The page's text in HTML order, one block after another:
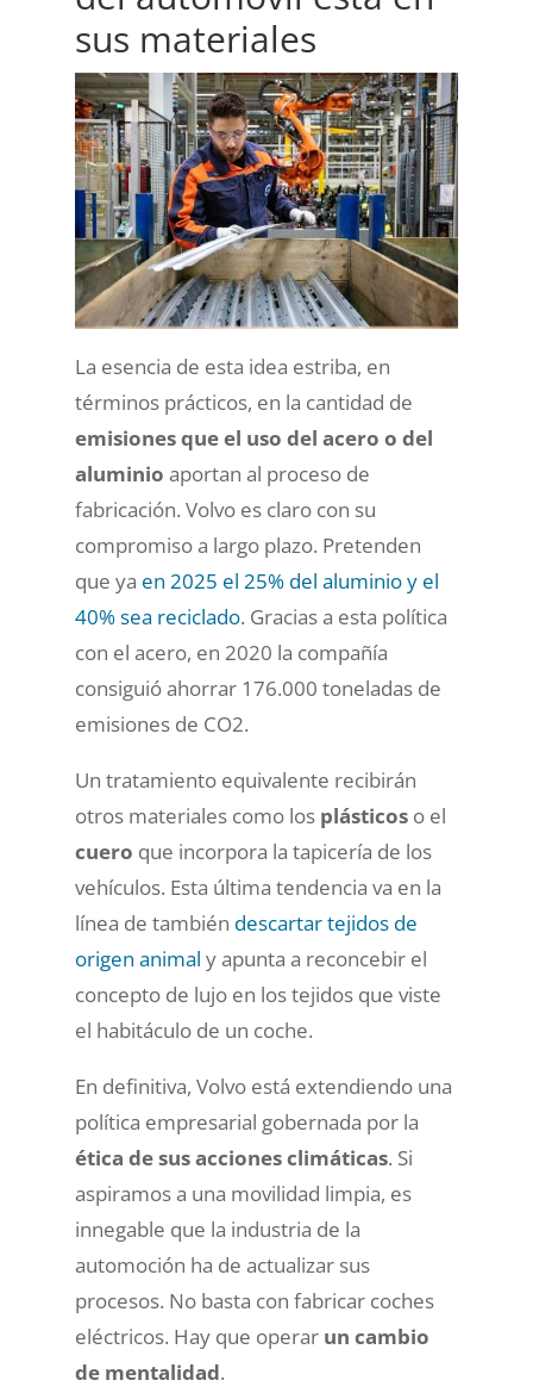
sus materiales
La esencia de esta idea estriba, en
términos prácticos, en la cantidad de
emisiones que el uso del acero o del
aluminio aportan al proceso de
fabricación. Volvo es claro con su
compromiso a largo plazo. Pretenden
que ya en 2025 el 25% del aluminio y el
40% sea reciclado. Gracias a esta política
con el acero, en 2020 la compañía
consiguió ahorrar 176.000 toneladas de
emisiones de CO2.
Un tratamiento equivalente recibirán
otros materiales como los plásticoso el
cuero que incorpora la tapicería de los
vehículos. Esta última tendencia va en la
línea de también descartar tejidos de
origen animal y apunta a reconcebir el
concepto de lujo en los tejidos que viste
el habitáculo de un coche.
En definitiva, Volvo está extendiendo una
política empresarial gobernada por la
ética de sus acciones climáticas. Si
aspiramos a una movilidad limpia, es
innegable que la industria de la
automoción ha de actualizar sus
procesos. No basta con fabricar coches
eléctricos. Hay que operar un cambio
de mentalidad.